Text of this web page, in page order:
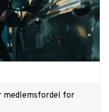
medlemsfordel for